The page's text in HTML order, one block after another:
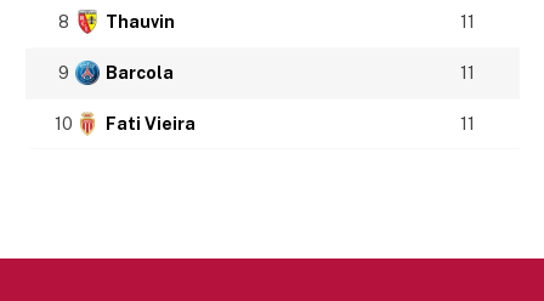
8 Thauvin 11
9 Barcola 11
10 Fati Vieira 11